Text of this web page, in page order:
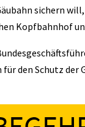
sichern
Kopfbahnhof
den Schutz